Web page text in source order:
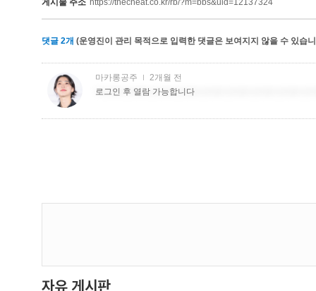
게시물 주소 https://thecheat.co.kr/rb/?m=bbs&uid=12137324
댓글 2개 (운영진이 관리 목적으로 입력한 댓글은 보여지지 않을 수 있습